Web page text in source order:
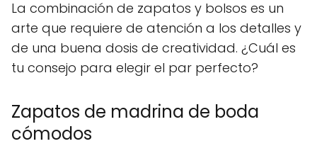
La combinación de zapatos y bolsos es un
arte que requiere de atención a los detalles y
de una buena dosis de creatividad. ¿Cuál es
tu consejo para elegir el par perfecto?
Zapatos de madrina de boda
cómodos